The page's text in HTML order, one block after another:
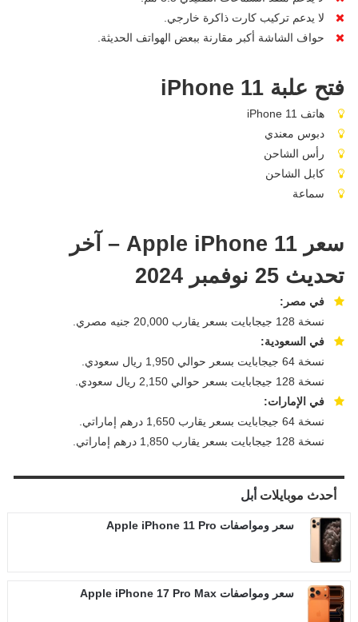
لا يدعم تركيب كارت ذاكرة خارجي.
حواف الشاشة أكبر مقارنة ببعض الهواتف الحديثة.
فتح علبة iPhone 11
هاتف iPhone 11
دبوس معندي
رأس الشاحن
كابل الشاحن
سماعة
سعر Apple iPhone 11 – آخر
تحديث 25 نوفمبر 2024
في مصر:
نسخة 128 جيجابايت بسعر يقارب 20,000 جنيه مصري.
في السعودية:
نسخة 64 جيجابايت بسعر حوالي 1,950 ريال سعودي.
نسخة 128 جيجابايت بسعر حوالي 2,150 ريال سعودي.
في الإمارات:
نسخة 64 جيجابايت بسعر يقارب 1,650 درهم إماراتي.
نسخة 128 جيجابايت بسعر يقارب 1,850 درهم إماراتي.
أحدث موبايلات أبل
سعر ومواصفات Apple iPhone 11 Pro
سعر ومواصفات Apple iPhone 17 Pro Max